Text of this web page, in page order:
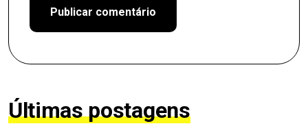
Últimas postagens